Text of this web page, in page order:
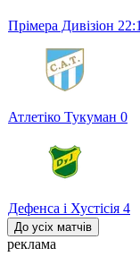
Прімера Дивізіон
Атлетіко Тукуман 0
Дефенса і Хустісія 4
До усіх матчів
реклама